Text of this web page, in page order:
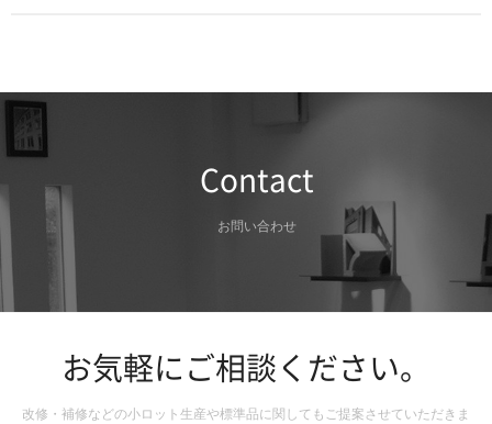
Contact
お問い合わせ
お気軽にご相談ください。
改修・補修などの小ロット生産や標準品に関してもご提案させていただきま